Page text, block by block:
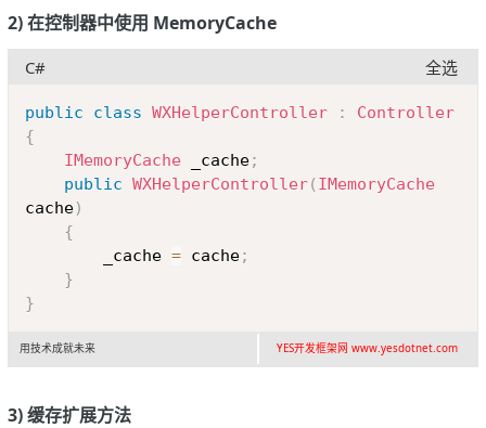
2) 在控制器中使用 MemoryCache
C# 全选
public class WXHelperController :
Controller
{
IMemoryCache _cache;
public WXHelperController( IMemoryCache
cache)
{
		_cache
= cache;
}
}
用技术成就未来 YES开发框架网 www.yesdotnet.com
3) 缓存扩展方法